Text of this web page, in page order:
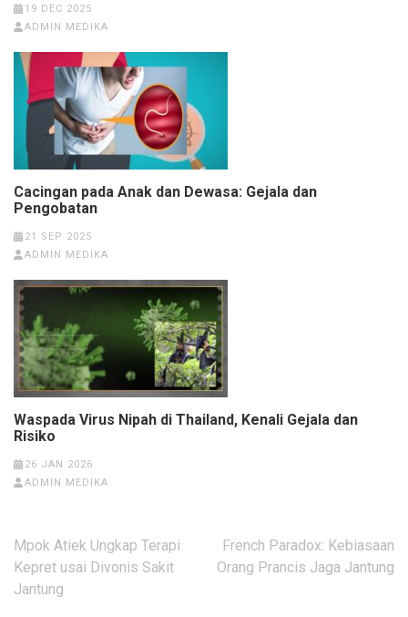
19 DEC 2025
ADMIN MEDIKA
Cacingan pada Anak dan Dewasa: Gejala dan
Pengobatan
21 SEP 2025
ADMIN MEDIKA
Waspada Virus Nipah di Thailand, Kenali Gejala dan
Risiko
26 JAN 2026
ADMIN MEDIKA
Post
navigation
Mpok Atiek Ungkap Terapi
Kepret usai Divonis Sakit
Jantung
French Paradox: Kebiasaan
Orang Prancis Jaga Jantung